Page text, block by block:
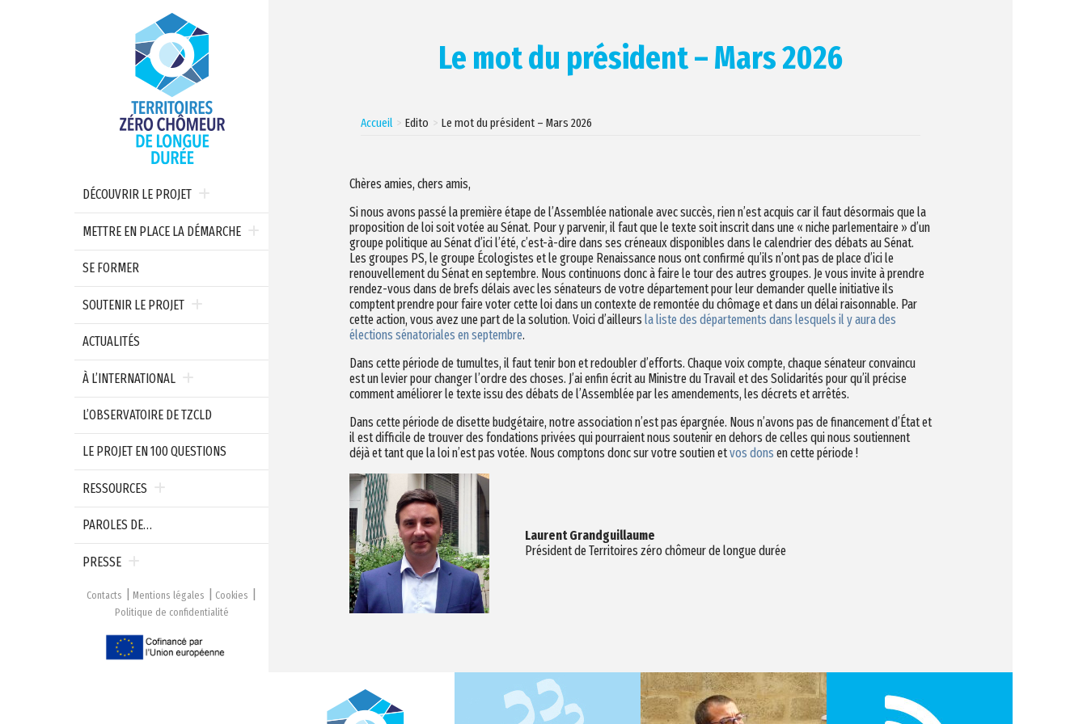
DÉCOUVRIR LE PROJET
METTRE EN PLACE LA DÉMARCHE
SE FORMER
SOUTENIR LE PROJET
ACTUALITÉS
À L’INTERNATIONAL
L’OBSERVATOIRE DE TZCLD
LE PROJET EN 100 QUESTIONS
RESSOURCES
PAROLES DE…
PRESSE
Contacts Mentions légales
Cookies
Politique de confidentialité
Le mot du président – Mars 2026
Accueil Edito Le mot du président – Mars 2026
Chères amies, chers amis,
Si nous avons passé la première étape de l’Assemblée nationale avec succès, rien n’est acquis car il faut désormais que la
proposition de loi soit votée au Sénat. Pour y parvenir, il faut que le texte soit inscrit dans une « niche parlementaire » d’un
groupe politique au Sénat d’ici l’été, c’est-à-dire dans ses créneaux disponibles dans le calendrier des débats au Sénat.
Les groupes PS, le groupe Écologistes et le groupe Renaissance nous ont confirmé qu’ils n’ont pas de place d’ici le
renouvellement du Sénat en septembre. Nous continuons donc à faire le tour des autres groupes. Je vous invite à prendre
rendez-vous dans de brefs délais avec les sénateurs de votre département pour leur demander quelle initiative ils
comptent prendre pour faire voter cette loi dans un contexte de remontée du chômage et dans un délai raisonnable. Par
cette action, vous avez une part de la solution. Voici d’ailleurs la liste des départements dans lesquels il y aura des
élections sénatoriales en septembre.
Dans cette période de tumultes, il faut tenir bon et redoubler d’efforts. Chaque voix compte, chaque sénateur convaincu
est un levier pour changer l’ordre des choses. J’ai enfin écrit au Ministre du Travail et des Solidarités pour qu’il précise
comment améliorer le texte issu des débats de l’Assemblée par les amendements, les décrets et arrêtés.
Dans cette période de disette budgétaire, notre association n’est pas épargnée. Nous n’avons pas de financement d’État et
il est difficile de trouver des fondations privées qui pourraient nous soutenir en dehors de celles qui nous soutiennent
déjà et tant que la loi n’est pas votée. Nous comptons donc sur votre soutien etvos dons en cette période !
Laurent Grandguillaume
Président de Territoires zéro chômeur de longue durée